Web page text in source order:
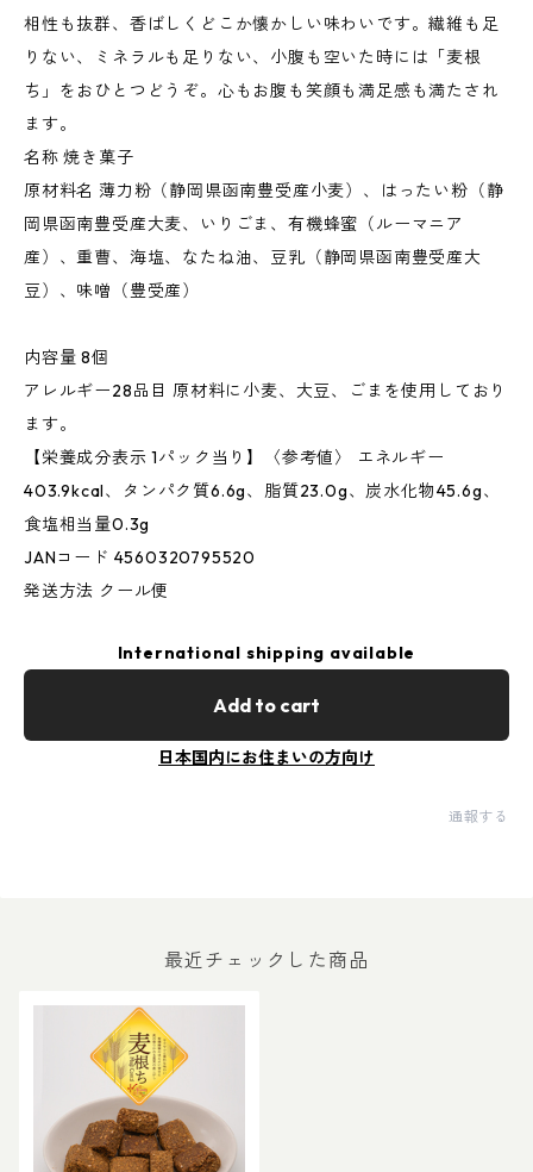
相性も抜群、香ばしくどこか懐かしい味わいです。繊維も足
りない、ミネラルも足りない、小腹も空いた時には「麦根
ち」をおひとつどうぞ。心もお腹も笑顔も満足感も満たされ
ます。
名称 焼き菓子
原材料名 薄力粉（静岡県函南豊受産小麦）、はったい粉（静
岡県函南豊受産大麦、いりごま、有機蜂蜜（ルーマニア
産）、重曹、海塩、なたね油、豆乳（静岡県函南豊受産大
豆）、味噌（豊受産）
内容量 8個
アレルギー28品目 原材料に小麦、大豆、ごまを使用しており
ます。
【栄養成分表示 1パック当り】〈参考値〉 エネルギー
403.9kcal、タンパク質6.6g、脂質23.0g、炭水化物45.6g、
食塩相当量0.3g
JANコード 4560320795520
発送方法 クール便
International shipping available
Add to cart
日本国内にお住まいの方向け
通報する
最近チェックした商品